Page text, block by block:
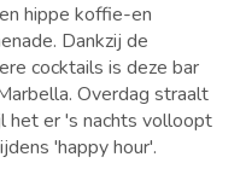
hippe koffie-en
Dankzij de
cocktails is deze bar
Overdag straalt
het er 's nachts volloopt
'happy hour'.